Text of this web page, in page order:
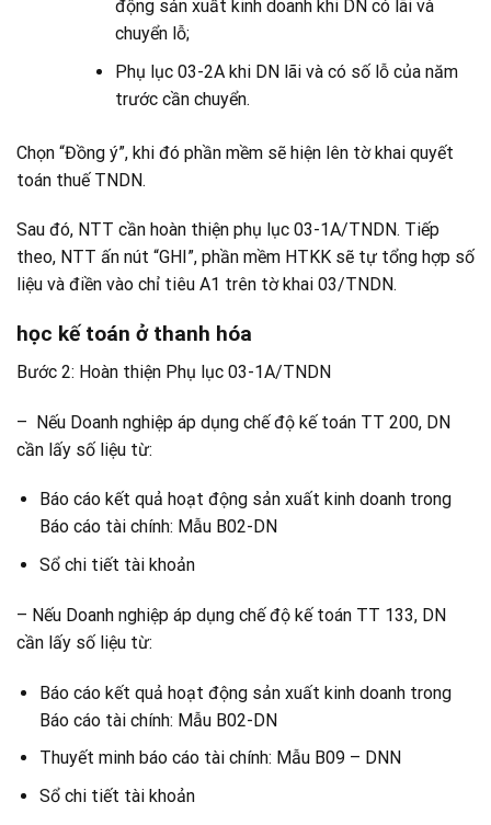
động sản xuất kinh doanh khi DN có lãi và
chuyển lỗ;
Phụ lục 03-2A khi DN lãi và có số lỗ của năm
trước cần chuyển.
Chọn “Đồng ý”, khi đó phần mềm sẽ hiện lên tờ khai quyết
toán thuế TNDN.
Sau đó, NTT cần hoàn thiện phụ lục 03-1A/TNDN. Tiếp
theo, NTT ấn nút “GHI”, phần mềm HTKK sẽ tự tổng hợp số
liệu và điền vào chỉ tiêu A1 trên tờ khai 03/TNDN.
học kế toán ở thanh hóa
Bước 2: Hoàn thiện Phụ lục 03-1A/TNDN
– Nếu Doanh nghiệp áp dụng chế độ kế toán TT 200, DN
cần lấy số liệu từ:
Báo cáo kết quả hoạt động sản xuất kinh doanh trong
Báo cáo tài chính: Mẫu B02-DN
Sổ chi tiết tài khoản
– Nếu Doanh nghiệp áp dụng chế độ kế toán TT 133, DN
cần lấy số liệu từ:
Báo cáo kết quả hoạt động sản xuất kinh doanh trong
Báo cáo tài chính: Mẫu B02-DN
Thuyết minh báo cáo tài chính: Mẫu B09 – DNN
Sổ chi tiết tài khoản